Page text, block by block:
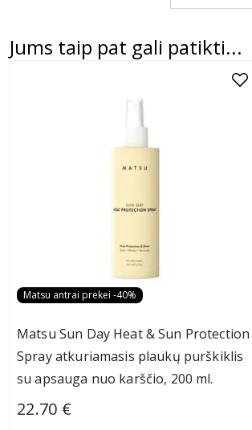
Jums taip pat gali patikti...
Matsu antrai prekei -40%
Matsu Sun Day Heat & Sun Protection
Spray atkuriamasis plaukų purškiklis
su apsauga nuo karščio, 200 ml.
22.70 €